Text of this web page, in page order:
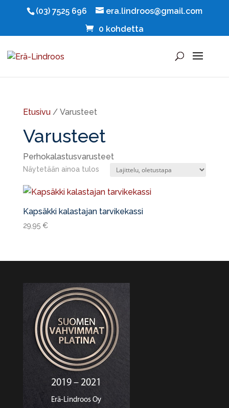
(03) 7525 696
era.lindroos@gmail.com
0 kohdetta
Etusivu/ Varusteet
Varusteet
Perhokalastusvarusteet
Näytetään ainoa tulos
Kapsäkki kalastajan tarvikekassi
29,95 €